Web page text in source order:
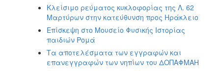
Κλείσιμο ρεύματος κυκλοφορίας της Λ. 62
Μαρτύρων στην κατεύθυνση προς Ηράκλειο
Επίσκεψη στο Μουσείο Φυσικής Ιστορίας
παιδιών Ρομά
Τα αποτελέσματα των εγγραφών και
επανεγγραφών των νηπίων του ΔΟΠΑΦΜΑΗ